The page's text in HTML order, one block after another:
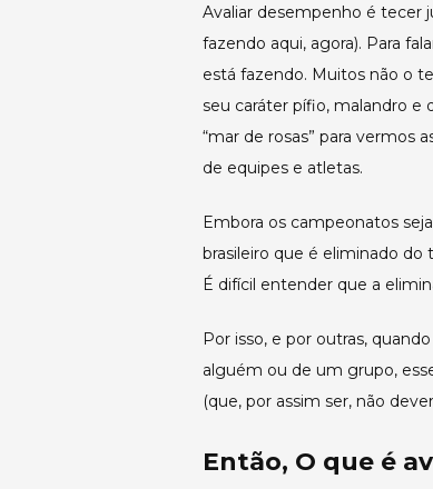
Avaliar desempenho é tecer
fazendo aqui, agora). Para
está fazendo. Muitos não o
seu caráter pífio, malandro e
“mar de rosas” para vermos
de equipes e atletas.
Embora os campeonatos
brasileiro que é eliminado do
É difícil entender que a
Por isso, e por outras,
alguém ou de um grupo,
(que, por assim ser, não
Então, O que é